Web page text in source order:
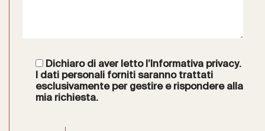
Dichiaro di aver letto l’Informativa privacy.
I dati personali forniti saranno trattati
esclusivamente per gestire e rispondere alla
mia richiesta.